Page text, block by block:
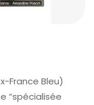
France Bleu)
“spécialisée